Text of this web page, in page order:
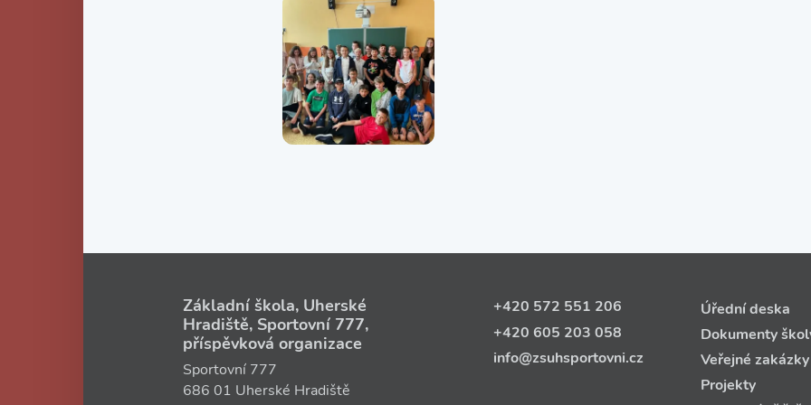
Základní škola, Uherské
Hradiště, Sportovní 777,
příspěvková organizace
Sportovní 777
686 01 Uherské Hradiště
+420 572 551 206
+420 605 203 058
info@zsuhsportovni.cz
Úřední deska
Dokumenty
Veřejné zakázky
Projekty